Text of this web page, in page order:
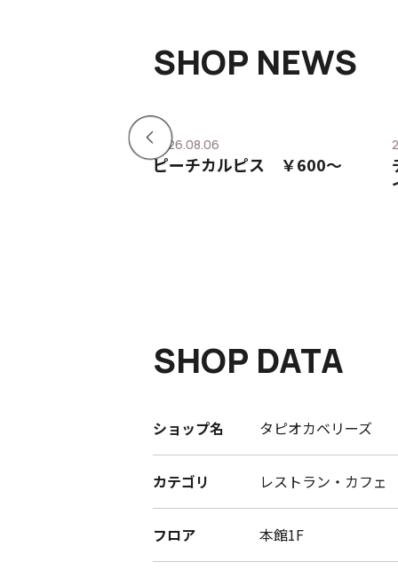
SHOP NEWS
2026.08.06
ピーチカルピス ￥600〜
SHOP DATA
ショップ名 タピオカベリーズ
カテゴリ レストラン・カフェ
フロア 本館1F